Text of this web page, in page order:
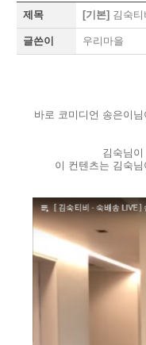
제목 [기본] 김숙
글쓴이 우리마을
바로 코미디언 송은이
김숙님
이 컨텐츠는 김숙